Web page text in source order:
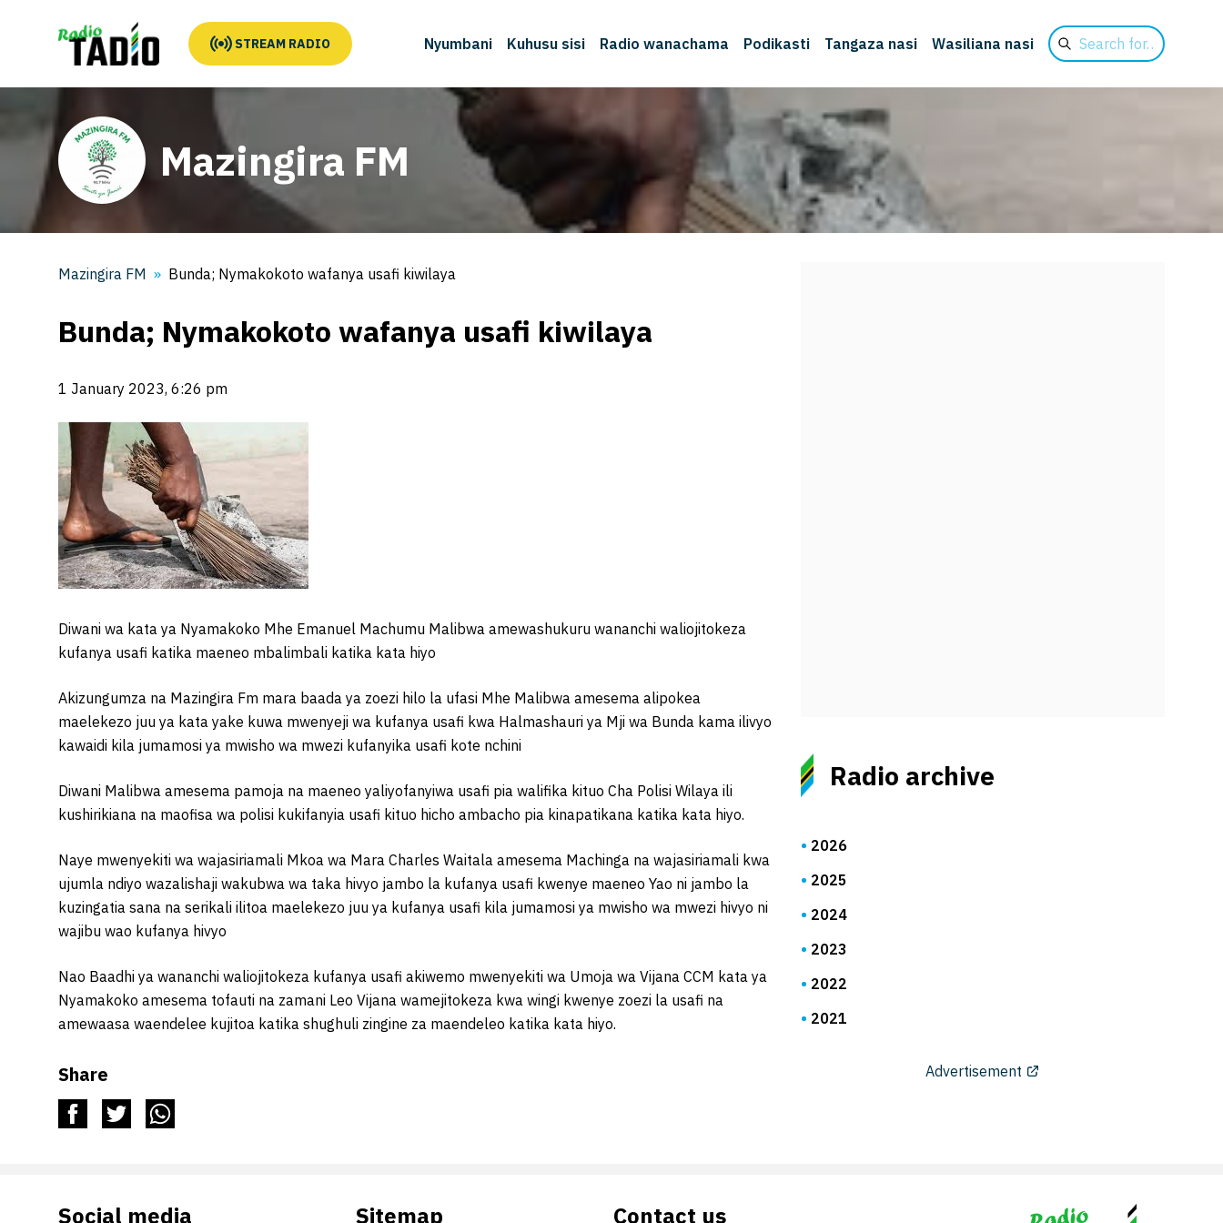
STREAM RADIO Nyumbani Kuhusu sisi Radio wanachama Podikasti Tangaza nasi Wasiliana nasi
Search
for
Mazingira FM
Mazingira FM Bunda; Nymakokoto wafanya usafi kiwilaya
Bunda; Nymakokoto wafanya usafi kiwilaya
1 January 2023, 6:26 pm
Diwani wa kata ya Nyamakoko Mhe Emanuel Machumu Malibwa amewashukuru wananchi waliojitokeza
kufanya usafi katika maeneo mbalimbali katika kata hiyo
Akizungumza na Mazingira Fm mara baada ya zoezi hilo la ufasi Mhe Malibwa amesema alipokea
maelekezo juu ya kata yake kuwa mwenyeji wa kufanya usafi kwa Halmashauri ya Mji wa Bunda kama ilivyo
kawaidi kila jumamosi ya mwisho wa mwezi kufanyika usafi kote nchini
Diwani Malibwa amesema pamoja na maeneo yaliyofanyiwa usafi pia walifika kituo Cha Polisi Wilaya ili
kushirikiana na maofisa wa polisi kukifanyia usafi kituo hicho ambacho pia kinapatikana katika kata hiyo.
Naye mwenyekiti wa wajasiriamali Mkoa wa Mara Charles Waitala amesema Machinga na wajasiriamali kwa
ujumla ndiyo wazalishaji wakubwa wa taka hivyo jambo la kufanya usafi kwenye maeneo Yao ni jambo la
kuzingatia sana na serikali ilitoa maelekezo juu ya kufanya usafi kila jumamosi ya mwisho wa mwezi hivyo ni
wajibu wao kufanya hivyo
Nao Baadhi ya wananchi waliojitokeza kufanya usafi akiwemo mwenyekiti wa Umoja wa Vijana CCM kata ya
Nyamakoko amesema tofauti na zamani Leo Vijana wamejitokeza kwa wingi kwenye zoezi la usafi na
amewaasa waendelee kujitoa katika shughuli zingine za maendeleo katika kata hiyo.
Share
Radio archive
2026
2025
2024
2023
2022
2021
Advertisement
Social media Sitemap Contact us